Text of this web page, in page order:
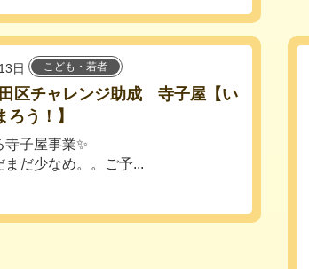
日 こども・若者
田区チャレンジ助成 寺子屋【い
う！】
子屋事業✨
だ少なめ。。ご予...